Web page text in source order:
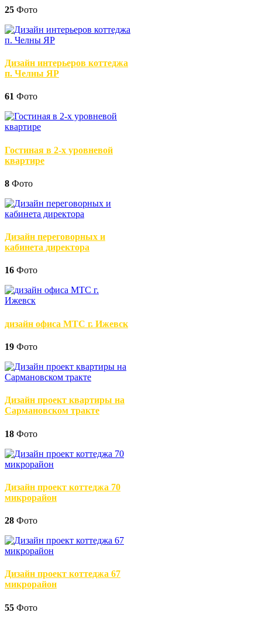
25 Фото
Дизайн интерьеров коттеджа
п. Челны ЯР
61 Фото
Гостиная в 2-х уровневой
квартире
8 Фото
Дизайн переговорных и
кабинета директора
16 Фото
дизайн офиса МТС г. Ижевск
19 Фото
Дизайн проект квартиры на
Сармановском тракте
18 Фото
Дизайн проект коттеджа 70
микрорайон
28 Фото
Дизайн проект коттеджа 67
микрорайон
55 Фото